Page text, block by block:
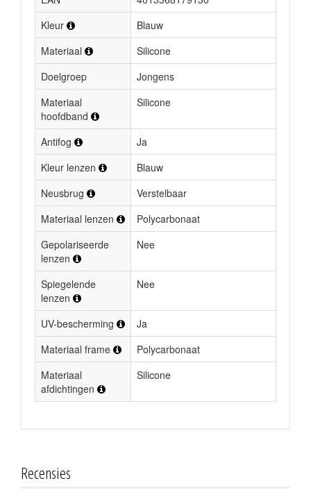
Kleur
Blauw
Materiaal
Silicone
Doelgroep
Jongens
Materiaal
hoofdband
Silicone
Antifog
Ja
Kleur lenzen
Blauw
Neusbrug
Verstelbaar
Materiaal lenzen
Polycarbonaat
Gepolariseerde
lenzen
Nee
Spiegelende
lenzen
Nee
UV-bescherming
Ja
Materiaal frame
Polycarbonaat
Materiaal
afdichtingen
Silicone
Recensies